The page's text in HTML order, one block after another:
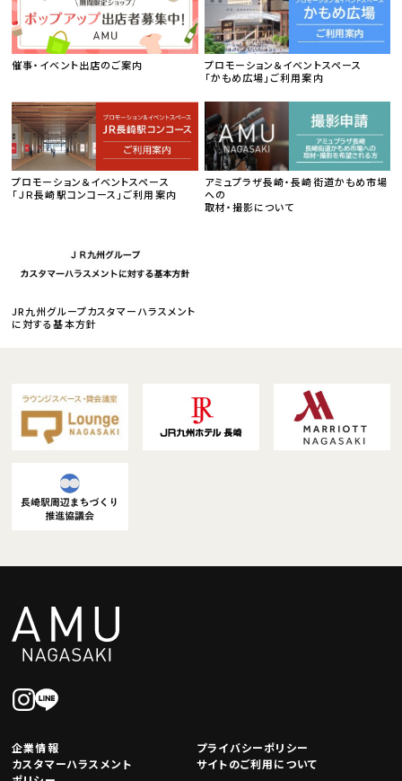
催事・イベント出店のご案内
プロモーション＆イベントスペース
「かもめ広場」ご利用案内
プロモーション＆イベントスペース
「ＪＲ長崎駅コンコース」ご利用案内
アミュプラザ長崎・長崎街道かもめ市場
への
取材・撮影について
JR九州グループカスタマーハラスメント
に対する基本方針
企業情報
プライバシーポリシー
カスタマーハラスメント
サイトのご利用について